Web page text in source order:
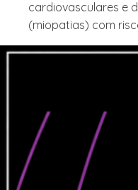
cardiovasculares e
(miopatias) com